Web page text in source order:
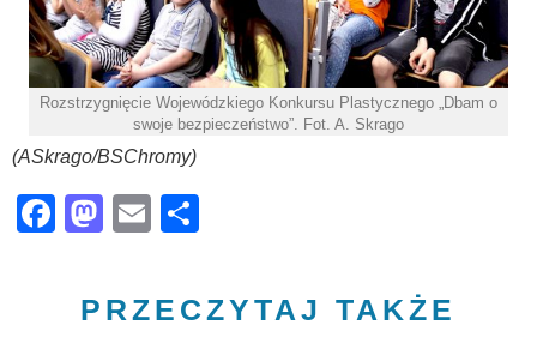
Rozstrzygnięcie Wojewódzkiego Konkursu Plastycznego „Dbam o
swoje bezpieczeństwo”. Fot. A. Skrago
(ASkrago/BSChromy)
Facebook
Mastodon
Email
PRZECZYTAJ TAKŻE